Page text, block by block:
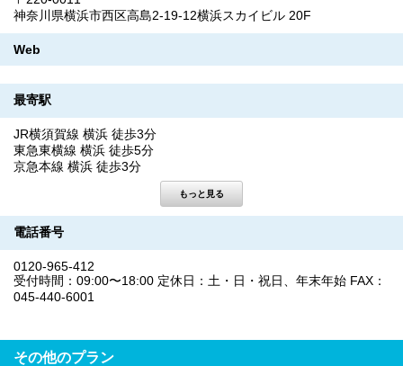
神奈川県横浜市西区高島2-19-12横浜スカイビル 20F
Web
最寄駅
JR横須賀線 横浜 徒歩3分
東急東横線 横浜 徒歩5分
京急本線 横浜 徒歩3分
電話番号
0120-965-412
受付時間：09:00〜18:00 定休日：土・日・祝日、年末年始 FAX：
045-440-6001
その他のプラン